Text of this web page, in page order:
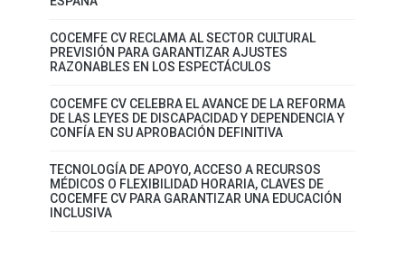
COCEMFE CV RECLAMA AL SECTOR CULTURAL
PREVISIÓN PARA GARANTIZAR AJUSTES
RAZONABLES EN LOS ESPECTÁCULOS
COCEMFE CV CELEBRA EL AVANCE DE LA REFORMA
DE LAS LEYES DE DISCAPACIDAD Y DEPENDENCIA Y
CONFÍA EN SU APROBACIÓN DEFINITIVA
TECNOLOGÍA DE APOYO, ACCESO A RECURSOS
MÉDICOS O FLEXIBILIDAD HORARIA, CLAVES DE
COCEMFE CV PARA GARANTIZAR UNA EDUCACIÓN
INCLUSIVA